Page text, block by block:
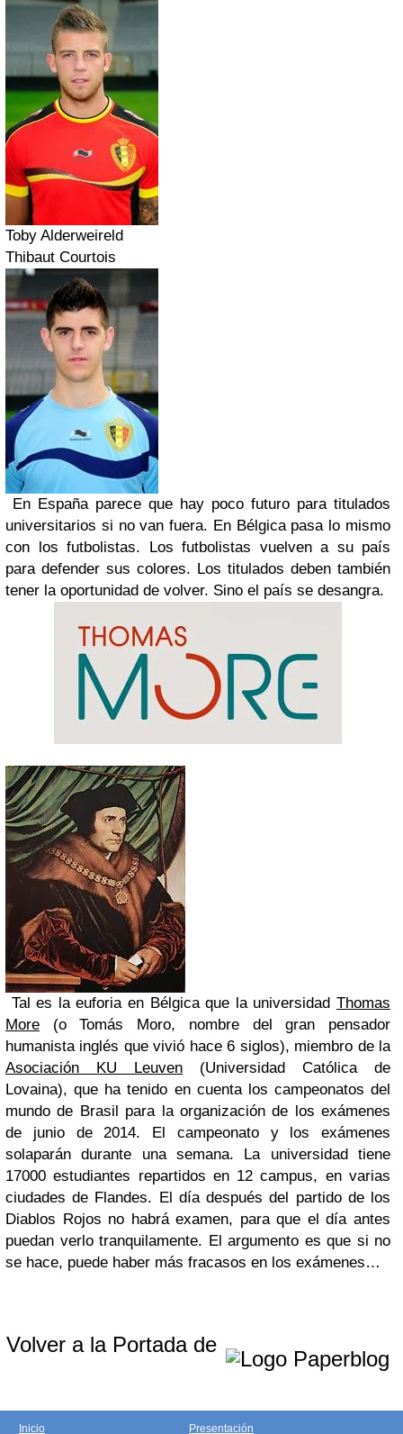
Toby Alderweireld
Thibaut Courtois
En España parece que hay poco futuro para titulados
universitarios si no van fuera. En Bélgica pasa lo mismo
con los futbolistas. Los futbolistas vuelven a su país
para defender sus colores. Los titulados deben también
tener la oportunidad de volver. Sino el país se desangra.
Tal es la euforia en Bélgica que la universidadThomas
More (o Tomás Moro, nombre del gran pensador
humanista inglés que vivió hace 6 siglos), miembro de la
Asociación KU Leuven (Universidad Católica de
Lovaina), que ha tenido en cuenta los campeonatos del
mundo de Brasil para la organización de los exámenes
de junio de 2014. El campeonato y los exámenes
solaparán durante una semana. La universidad tiene
17000 estudiantes repartidos en 12 campus, en varias
ciudades de Flandes. El día después del partido de los
Diablos Rojos no habrá examen, para que el día antes
puedan verlo tranquilamente. El argumento es que si no
se hace, puede haber más fracasos en los exámenes…
Volver a la Portada de
Inicio Presentación